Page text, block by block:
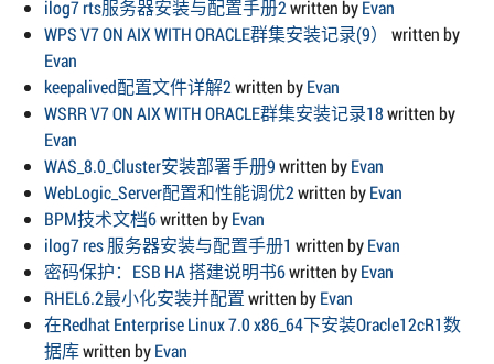
ilog7 rts服务器安装与配置手册2written byEvan
WPS V7 ON AIX WITH ORACLE群集安装记录(9）
written by
Evan
keepalived配置文件详解2written byEvan
WSRR V7 ON AIX WITH ORACLE群集安装记录18written by
Evan
WAS_8.0_Cluster安装部署手册9written byEvan
WebLogic_Server配置和性能调优2written byEvan
BPM技术文档6written byEvan
ilog7 res 服务器安装与配置手册1 written byEvan
密码保护：ESB HA 搭建说明书6written byEvan
RHEL6.2最小化安装并配置written byEvan
在Redhat Enterprise Linux 7.0 x86_64下安装Oracle12cR1数
据库written byEvan